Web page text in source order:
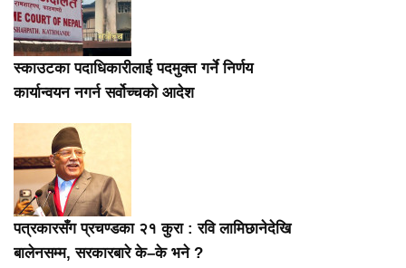
स्काउटका पदाधिकारीलाई पदमुक्त गर्ने निर्णय
कार्यान्वयन नगर्न सर्वोच्चको आदेश
पत्रकारसँग प्रचण्डका २१ कुरा : रवि लामिछानेदेखि
बालेनसम्म, सरकारबारे के–के भने ?